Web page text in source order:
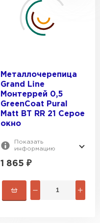
Металлочерепица
Grand Line
Монтеррей 0,5
GreenCoat Pural
Matt BT RR 21 Серое
окно
Показать
информацию
1 865 ₽